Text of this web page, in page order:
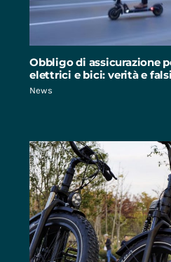
Obbligo di assicurazione
elettrici e bici: verità e
News